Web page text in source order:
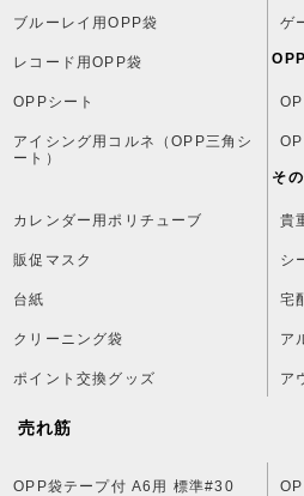
ブルーレイ用OPP袋 ゲ
レコード用OPP袋
OPPシート
アイシング用コルネ（OPP三角シ
ート）
そ
カレンダー用ポリチューブ 貴
販促マスク シ
台紙 宅
クリーニング袋 ア
ポイント交換グッズ ア
売れ筋
OPP袋テープ付 A6用 標準#30